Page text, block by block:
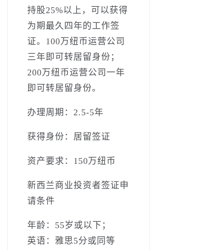
持股25%以上，可以获得
为期最久四年的工作签
证。100万纽币运营公司
三年即可转居留身份；
200万纽币运营公司一年
即可转居留身份。
办理周期：2.5-5年
获得身份：居留签证
资产要求：150万纽币
新西兰商业投资者签证申
请条件
年龄：55岁或以下；
英语：雅思5分或同等